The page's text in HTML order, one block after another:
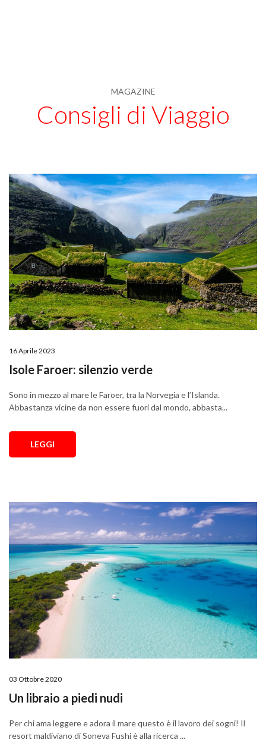
MAGAZINE
Consigli di Viaggio
16 Aprile 2023
Isole Faroer: silenzio verde
Sono in mezzo al mare le Faroer, tra la Norvegia e l’Islanda.
Abbastanza vicine da non essere fuori dal mondo, abbasta...
LEGGI
03 Ottobre 2020
Un libraio a piedi nudi
Per chi ama leggere e adora il mare questo è il lavoro dei sogni! Il
resort maldiviano di Soneva Fushi è alla ricerca ...